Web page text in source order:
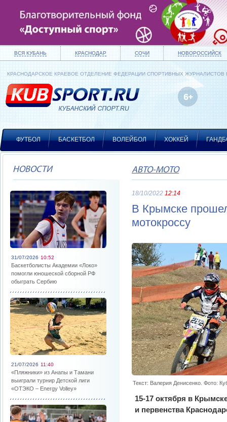
ВСЯ КУБАНЬ КРАСНОДАР СОЧИ НОВОРОССИЙСК
КРАСНОДАРСКОЕ КРАЕВОЕ ОТДЕЛЕНИЕ ФЕДЕРАЦИИ СПОРТИВНЫХ ЖУРНАЛИСТОВ
ФУТБОЛ БАСКЕТБОЛ ВОЛЕЙБОЛ ХОККЕЙ
НОВОСТИ
31/07/2026 10:52
Баскетболисты Академии «Локо»
помогли юношеской сборной РФ
обыграть Сербию
21/07/2026 11:40
«Пляжники» из Анапы и Тамани
выиграли турнир Детской лиги
«ОТЭКО – Energy Volley»
АВТО-МОТО
18/10/2022 12:14
В Крымске
мотокроссу
Текст: Валерия Денисенко. Фото:
15-17 октября в
и первенства